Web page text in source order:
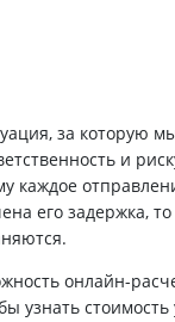
за которую
и
каждое
его задержка,
онлайн-
узнать стоимость